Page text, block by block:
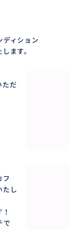
ださい。
ます。
、メールアドレ
ディション
ます。
ただ
フ
たし
で